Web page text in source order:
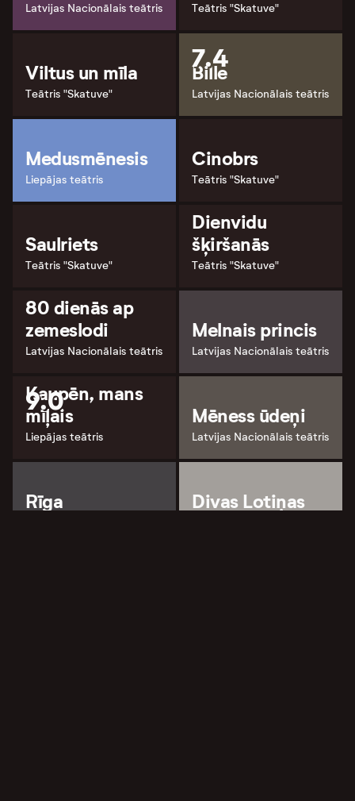
Latvijas Nacionālais teātris Teātris "Skatuve"
Viltus un mīla
Teātris "Skatuve"
7.4
Bille
Latvijas Nacionālais teātris
Medusmēnesis
Liepājas teātris
Cinobrs
Teātris "Skatuve"
Saulriets
Teātris "Skatuve"
Dienvidu
šķiršanās
Teātris "Skatuve"
80 dienās ap
zemeslodi
Latvijas Nacionālais teātris
Melnais princis
Latvijas Nacionālais teātris
9.0
Kaupēn, mans
mīļais
Liepājas teātris
Mēness ūdeņi
Latvijas Nacionālais teātris
Rīga Divas Lotiņas